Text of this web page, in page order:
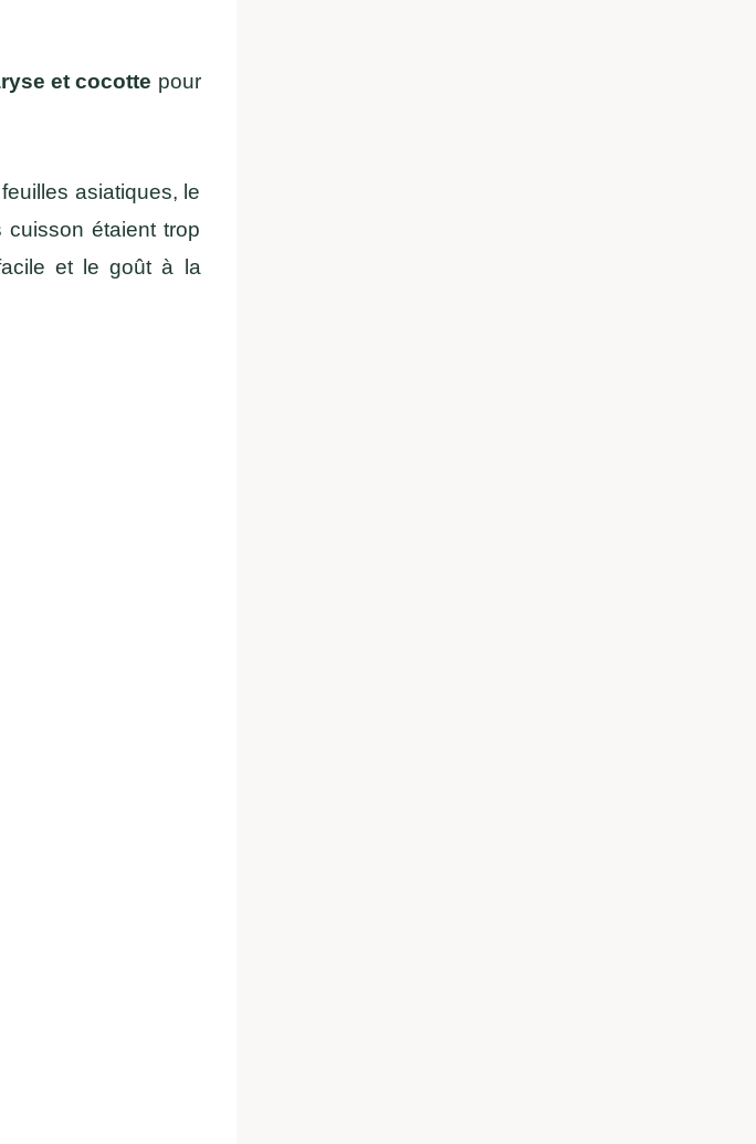
et cocotte pour
asiatiques, le
cuisson étaient trop
et le goût à la